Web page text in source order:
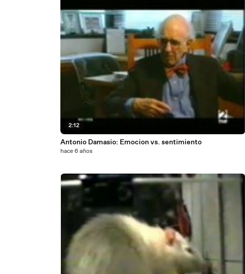
2:12
Antonio Damasio: Emocion vs. sentimiento
hace 6 años